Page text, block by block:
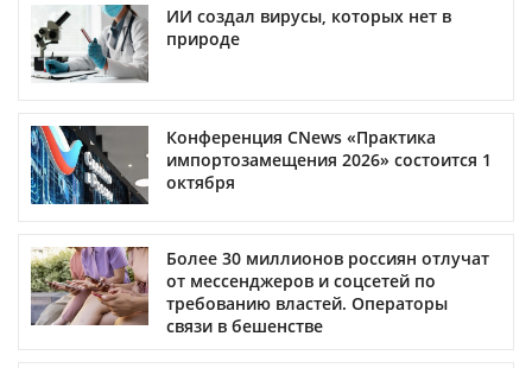
ИИ создал вирусы, которых нет в
природе
Конференция CNews «Практика
импортозамещения 2026» состоится 1
октября
Более 30 миллионов россиян отлучат
от мессенджеров и соцсетей по
требованию властей. Операторы
связи в бешенстве